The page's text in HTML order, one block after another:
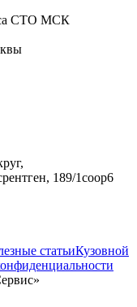
СТО МСК
189/1соор6
статьиКузовной